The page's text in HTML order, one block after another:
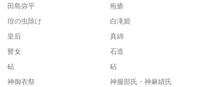
田島弥平
疱瘡
疳の虫除け
白滝姫
皇后
真綿
瞽女
石造
砧
砧
神御衣祭
神服部氏・神麻績氏